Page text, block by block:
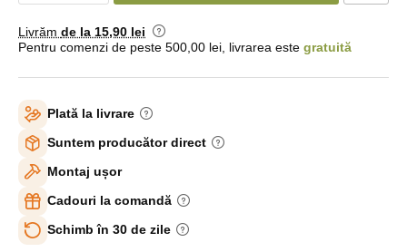
Livrăm de la 15,90 lei
Pentru comenzi de peste 500,00 lei, livrarea este gratuită
Plată la livrare
Suntem producător direct
Montaj ușor
Cadouri la comandă
Schimb în 30 de zile